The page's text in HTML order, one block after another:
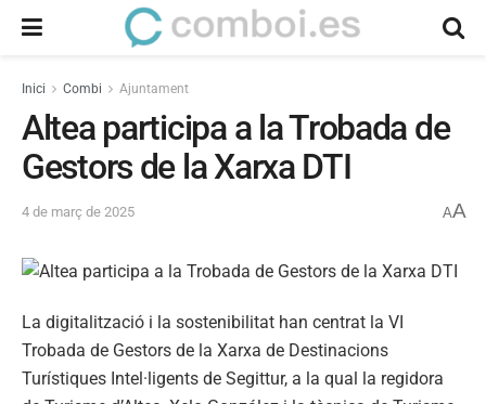
Inici Combi Ajuntament
Altea participa a la Trobada de
Gestors de la Xarxa DTI
4 de març de 2025 AA
La digitalització i la sostenibilitat han centrat la VI
Trobada de Gestors de la Xarxa de Destinacions
Turístiques Intel·ligents de Segittur, a la qual la regidora